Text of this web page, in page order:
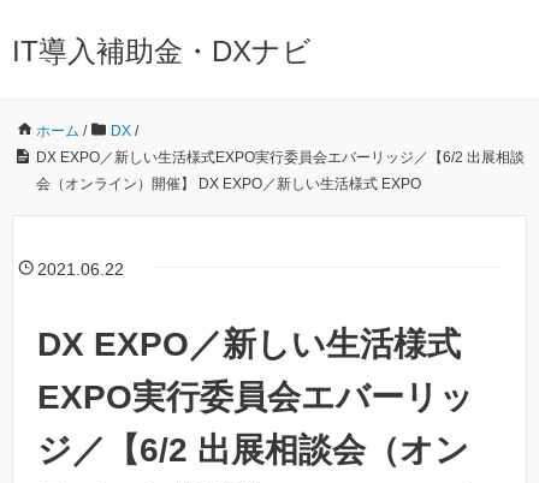
IT導入補助金・DXナビ
ホーム / DX /
DX EXPO／新しい生活様式EXPO実行委員会エバーリッジ／【6/2 出展相談
会（オンライン）開催】 DX EXPO／新しい生活様式 EXPO
2021.06.22
DX EXPO／新しい生活様式
EXPO実行委員会エバーリッ
ジ／【6/2 出展相談会（オン